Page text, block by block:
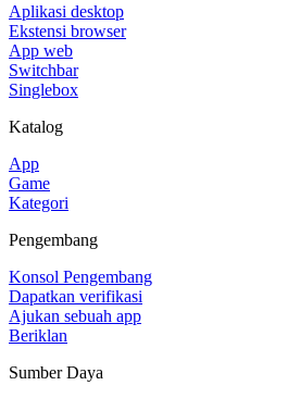
Aplikasi desktop
Ekstensi browser
App web
Switchbar
Singlebox
Katalog
App
Game
Kategori
Pengembang
Konsol Pengembang
Dapatkan verifikasi
Ajukan sebuah app
Beriklan
Sumber Daya